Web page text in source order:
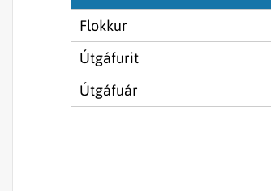
Flokkur
Útgáfurit
Útgáfuár